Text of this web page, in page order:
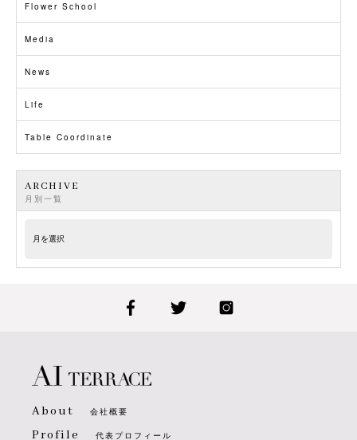
Flower School
Media
News
Life
Table Coordinate
ARCHIVE
月別一覧
About 会社概要
Profile 代表プロフィール